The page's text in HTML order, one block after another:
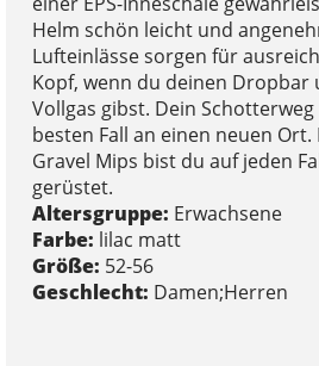
Helm schön leicht und
Lufteinlässe sorgen für
Kopf, wenn du deinen Dropbar
Vollgas gibst. Dein
besten Fall an einen neuen
Gravel Mips bist du auf jeden
gerüstet.
Altersgruppe: Erwachsene
Farbe: lilac matt
Größe: 52-56
Geschlecht: Damen;Herren